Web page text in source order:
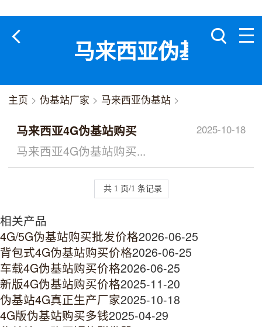
马来西亚伪基站
主页 > 伪基站厂家 > 马来西亚伪基站 >
2025-10-18
马来西亚4G伪基站购买
马来西亚4G伪基站购买...
共 1 页/1 条记录
相关产品
4G/5G伪基站购买批发价格2026-06-25
背包式4G伪基站购买价格2026-06-25
车载4G伪基站购买价格2026-06-25
新版4G伪基站购买价格2025-11-20
伪基站4G真正生产厂家2025-10-18
4G版伪基站购买多钱2025-04-29